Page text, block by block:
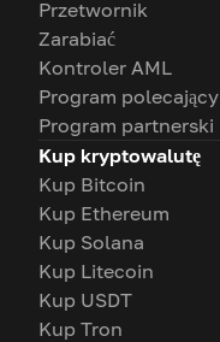
Przetwornik
Zarabiać
Kontroler AML
Program polecający
Program partnerski
Kup kryptowalutę
Kup Bitcoin
Kup Ethereum
Kup Solana
Kup Litecoin
Kup USDT
Kup Tron